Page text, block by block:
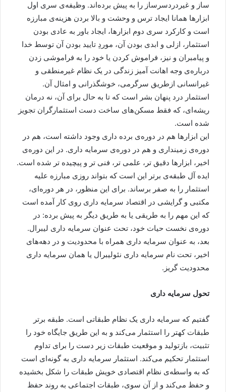
ساز و غیردردسرساز را به پیش برده‌اند. وظیفه‌ی سری اول
ابزارها همانا ایجاد ترس و وحشت و بالا بردن هزینه‌ی مبارزه
است و کارکرد سری دوم ابزارها، ایجاد باور به عادی بودن
استثمار، ازلی و ابدی بودن آن، موردِ تایید بودن آن توسط خدا
و پیامبران و نیز، فراموش کردن یا خود را به فراموشی زدن
درباره‌ی وجه اهانت آمیز زندگی در یک نظام غیرمنطقی و
غیرانسانی ازطریق سرگرمی، خوشگذرانی و امثال آن.
استثمار درد پنهان بشر است که تا به حال برای آن، نه درمان
ریشه‌ای، که فقط مسکن‌های ساخت دست استثمارگران تجویز
شده است.
این ابزارها هم در دوره‌ی برده داری وجود داشته است، هم در
دوره‌ی زمینداری و هم در دوره‌ی سرمایه داری. در این دوره‌ی
اخیر، ابزارها دقیق تر، علمی تر، فنی تر و پیچیده تر شده است.
ایده آل طبقه‌ی برتر این است که بتواند روزی مبارزه علیه
استثمار را به صفر برساند. برای این منظور، در هر دوره‌ای،
مکتبی و گرایشی در اقتصاد سرمایه داری روی کار آمده است
که این مهم را به طریقی یا به طریق دیگر به پیش برده: در
دوره‌ی نخست حیات خود، تحت عنوان سرمایه داری لیبرال.
بعد، به عنوان سرمایه داری همراه با محدودیت و در دهه‌های
اخیر، تحت نام سرمایه داری نئولیبرال یا همان سرمایه داری
محدودیت گریز.
تحول سرمایه داری
گفتیم که سرمایه داری یک نظام طبقاتی است. طبقه برتر
طبقات کهتر را استثمار می‌کند و به این طریق جایگاه خود را
تثبیت، بازتولید و موقعیت طبقات زیر دست را برای تداوم
استثمار تحکیم می‌کند. استثمار سرمایه داری به گونه‌ای است
که به واسطه‌ی نظام اقتصادی خویش طبقات را شکل بخشیده
و حفظ می‌کند و از آن سوی، طبقات اجتماعی به روند حفظ